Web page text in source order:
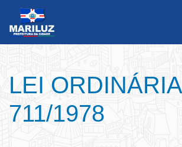
LEI ORDINÁRIA
711/1978